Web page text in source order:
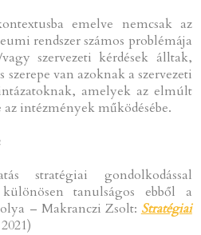
emelve nemcsak az
rendszer számos problémája
szervezeti kérdések álltak,
van azoknak a szervezeti
amelyek az elmúlt
intézmények működésébe.
stratégiai gondolkodással
tanulságos ebből a
– Makranczi Zsolt: Stratégiai